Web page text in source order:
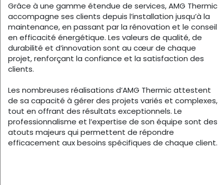
Grâce à une gamme étendue de services, AMG Thermic
accompagne ses clients depuis l’installation jusqu’à la
maintenance, en passant par la rénovation et le conseil
en efficacité énergétique. Les valeurs de qualité, de
durabilité et d’innovation sont au cœur de chaque
projet, renforçant la confiance et la satisfaction des
clients.
Les nombreuses réalisations d’AMG Thermic attestent
de sa capacité à gérer des projets variés et complexes,
tout en offrant des résultats exceptionnels. Le
professionnalisme et l’expertise de son équipe sont des
atouts majeurs qui permettent de répondre
efficacement aux besoins spécifiques de chaque client.